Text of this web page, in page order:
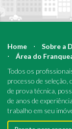
Home ⋅ Sobre a
⋅
Área do
Todos os
processo de seleção,
de prova técnica,
de anos de
trabalho em seu